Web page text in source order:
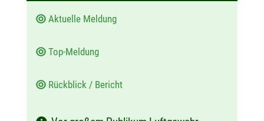
Aktuelle Meldung
Top-Meldung
Rückblick / Bericht